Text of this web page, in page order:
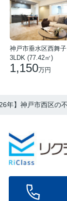
3LDK (77.42㎡)
1,150万円
年】神戸市西区の